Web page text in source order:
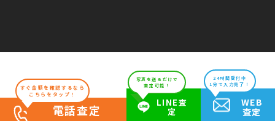
すぐ金額を確認するなら
こちらをタップ！
電話査定
写真を送るだけで
査定可能！
LINE査
定
24時間受付中
1分で入力完了！
WEB
査定